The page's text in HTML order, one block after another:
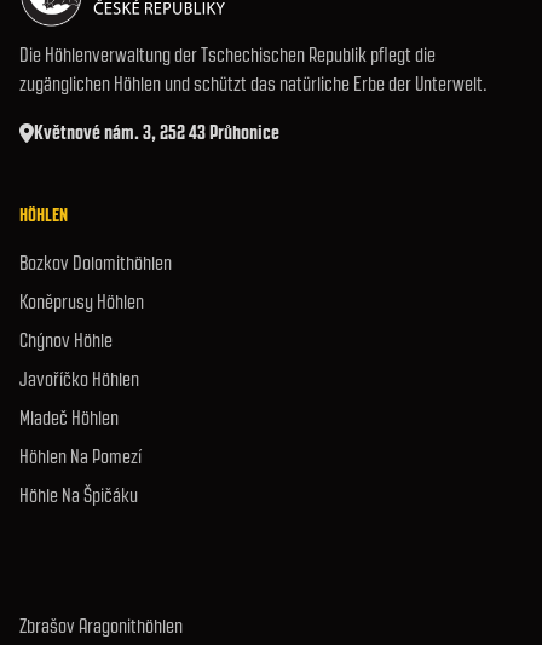
Die Höhlenverwaltung der Tschechischen Republik pflegt die
zugänglichen Höhlen und schützt das natürliche Erbe der Unterwelt.
Květnové nám. 3, 252 43 Průhonice
HÖHLEN
Bozkov Dolomithöhlen
Koněprusy Höhlen
Chýnov Höhle
Javoříčko Höhlen
Mladeč Höhlen
Höhlen Na Pomezí
Höhle Na Špičáku
Zbrašov Aragonithöhlen